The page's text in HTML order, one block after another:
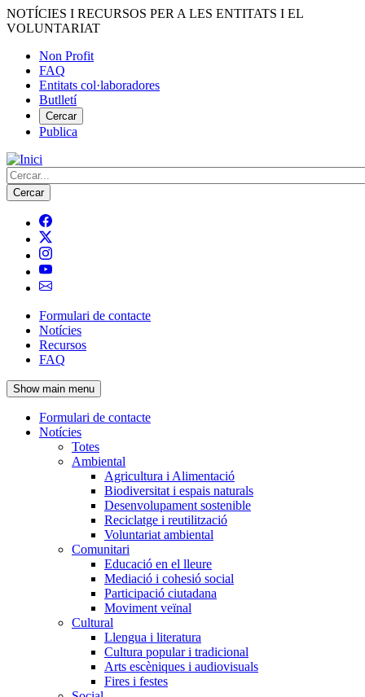
Vés
al
NOTÍCIES I RECURSOS PER A LES ENTITATS I EL
VOLUNTARIAT
Menú
del
compte
d'usuari
Non Profit
FAQ
Entitats col·laboradores
Butlletí
Cercar
Publica
Cerca
Navegació
principal
de
l'encapçalament
Formulari de contacte
Notícies
Recursos
FAQ
Show main menu
Navegació
principal
Formulari de contacte
Notícies
Totes
Ambiental
Agricultura i Alimentació
Biodiversitat i espais naturals
Desenvolupament sostenible
Reciclatge i reutilització
Voluntariat ambiental
Comunitari
Educació en el lleure
Mediació i cohesió social
Participació ciutadana
Moviment veïnal
Cultural
Llengua i literatura
Cultura popular i tradicional
Arts escèniques i audiovisuals
Fires i festes